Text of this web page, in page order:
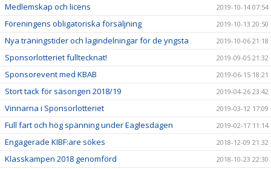
Medlemskap och licens 2019-10-14 07:54
Föreningens obligatoriska försäljning 2019-10-13 20:50
Nya träningstider och lagindelningar för de yngsta 2019-10-06 21:18
Sponsorlotteriet fulltecknat! 2019-09-05 21:32
Sponsorevent med KBAB 2019-06-15 18:21
Stort tack för säsongen 2018/19 2019-04-26 23:42
Vinnarna i Sponsorlotteriet 2019-03-12 17:09
Full fart och hög spänning under Eaglesdagen 2019-02-17 11:14
Engagerade KIBF:are sökes 2018-12-09 21:32
Klasskampen 2018 genomförd 2018-10-23 22:30